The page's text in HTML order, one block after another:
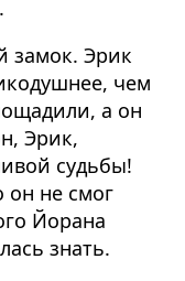
замок. Эрик
чем
а он
Эрик,
судьбы!
он не смог
Йорана
знать.